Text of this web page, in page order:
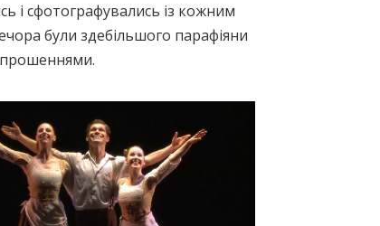
і сфотографувались із кожним
були здебільшого парафіяни